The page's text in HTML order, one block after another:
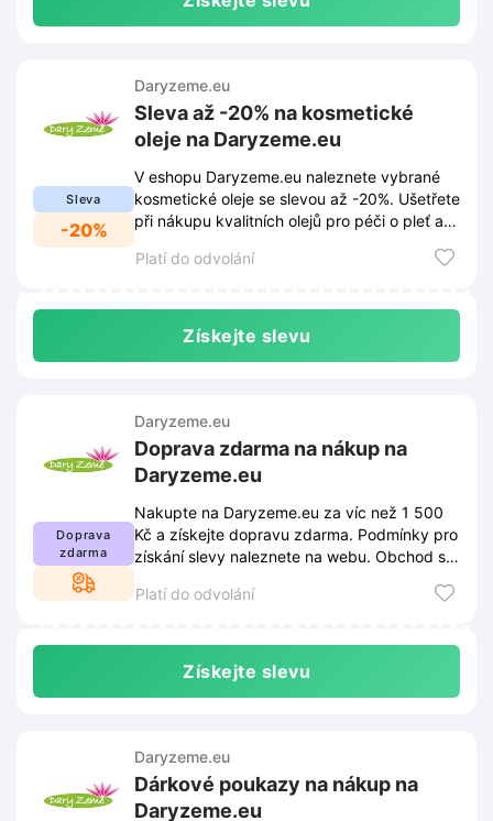
Sleva
-20%
Daryzeme.eu
Sleva až -20% na kosmetické
oleje na Daryzeme.eu
V eshopu Daryzeme.eu naleznete vybrané
kosmetické oleje se slevou až -20%. Ušetřete
při nákupu kvalitních olejů pro péči o pleť a
Platí do odvolání
Získejte slevu
Doprava
zdarma
Daryzeme.eu
Doprava zdarma na nákup na
Daryzeme.eu
Nakupte na Daryzeme.eu za víc než 1 500
Kč a získejte dopravu zdarma. Podmínky pro
získání slevy naleznete na webu. Obchod si
Platí do odvolání
Získejte slevu
Daryzeme.eu
Dárkové poukazy na nákup na
Daryzeme.eu